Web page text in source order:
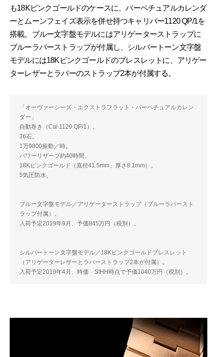
も18Kピンクゴールドのケースに、パーペチュアルカレンダ
ーとムーンフェイズ表示を併せ持つキャリバー1120 QP/1を
搭載。ブルー文字盤モデルにはアリゲーターストラップに
ブルーラバーストラップが付属し、シルバートーン文字盤
モデルには18Kピンクゴールドのブレスレットに、アリゲー
ターレザーとラバーのストラップ2本が付属する。
「オーヴァーシーズ・エクストラフラット・パーペチュアルカレン
ダー」
自動巻き（Cal.1120 QP/1）。
36石。
1万9800振動／時。
パワーリザーブ約40時間。
18Kピンクゴールド（直径41.5mm、厚さ8.1mm）。
5気圧防水。
ブルー文字盤モデル／アリゲーターストラップ（ブルーラバースト
ラップ付属）。
入荷予定2019年9月、予価845万円（税別）。
シルバートーン文字盤モデル／18Kピンクゴールドブレスレット
（アリゲーターレザーとラバーストラップ2本が付属）。
入荷予定2019年4月、時価 SIHH時点で予価1040万円（税別）。